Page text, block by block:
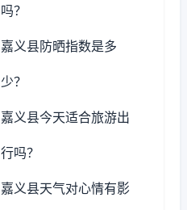
吗？
嘉义县防晒指数是多
少？
嘉义县今天适合旅游出
行吗？
嘉义县天气对心情有影